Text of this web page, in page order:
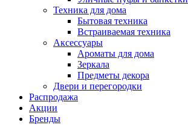
Техника для дома
Бытовая техника
Встраиваемая техника
Аксессуары
Ароматы для дома
Зеркала
Предметы декора
Двери и перегородки
Распродажа
Акции
Бренды